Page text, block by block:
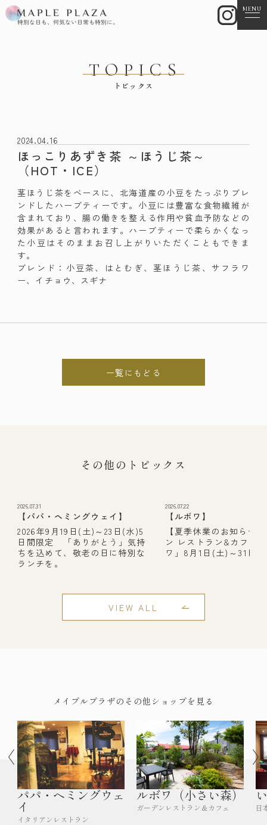
MENU
トピックス
TOPICS
ほっこりあずき茶 ～ほうじ茶～
（HOT・ICE）
2024.04.16
茎ほうじ茶をベースに、北海道産の小豆をたっぷりブレ
ンドしたハーブティーです。小豆には豊富な食物繊維が
含まれており、腸の働きを整える作用や貧血予防などの
効果があると言われます。ハーブティーで柔らかくなっ
た小豆はそのままお召し上がりいただくこともできま
す。
ブレンド：小豆茶、はとむぎ、茎ほうじ茶、サフラワ
ー、イチョウ、スギナ
一覧にもどる
その他のトピックス
2026年9月19日(土)～23日(水)5
日間限定 「ありがとう」気持
ちを込めて、敬老の日に特別な
ランチを。
【パパ・ヘミングウェイ】
2026.07.31
【夏季休業のお知らせ
ン レストラン&カフェ
ワ」8月1日(土)～31日(
【ルボワ】
2026.07.22
VIEW ALL
メイプルプラザのその他ショップを見る
パパ・ヘミングウェ
イ
イタリアンレストラン
ルボワ（小さい森）
ガーデンレストラン＆カフェ 日